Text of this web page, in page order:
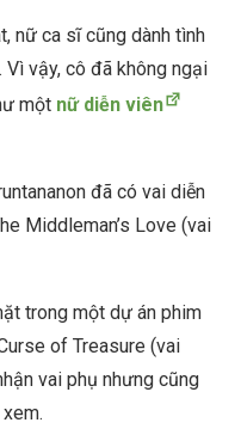
nữ ca sĩ cũng dành tình
vậy, cô đã không ngại
một nữ diễn viên
đã có vai diễn
Middleman’s Love (vai
trong một dự án phim
of Treasure (vai
vai phụ nhưng cũng